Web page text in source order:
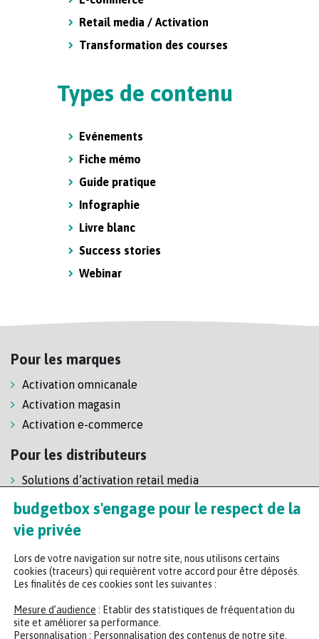
Retail media / Activation
Transformation des courses
Types de contenu
Evénements
Fiche mémo
Guide pratique
Infographie
Livre blanc
Success stories
Webinar
Pour les marques
Activation omnicanale
Activation magasin
Activation e-commerce
Pour les distributeurs
Solutions d’activation retail media
Solution de self-scanning
Régie enseigne
budgetbox s'engage pour le respect de la
vie privée
Lors de votre navigation sur notre site, nous utilisons certains
cookies (traceurs) qui requièrent votre accord pour être déposés.
Les finalités de ces cookies sont les suivantes :
Mesure d’audience : Etablir des statistiques de fréquentation du
site et améliorer sa performance.
Personnalisation : Personnalisation des contenus de notre site.